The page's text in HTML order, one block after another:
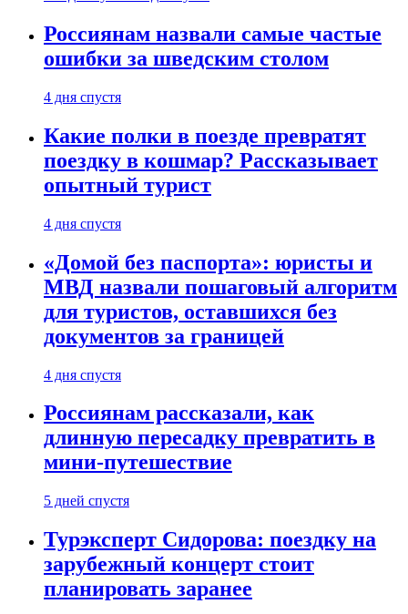
Россиянам назвали самые частые
ошибки за шведским столом
4 дня спустя
Какие полки в поезде превратят
поездку в кошмар? Рассказывает
опытный турист
4 дня спустя
«Домой без паспорта»: юристы и
МВД назвали пошаговый алгоритм
для туристов, оставшихся без
документов за границей
4 дня спустя
Россиянам рассказали, как
длинную пересадку превратить в
мини-путешествие
5 дней спустя
Турэксперт Сидорова: поездку на
зарубежный концерт стоит
планировать заранее